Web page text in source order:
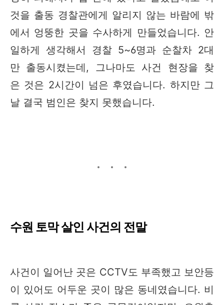
것을 출동 경찰관에게 알리지 않는 바람에 밖
에서 엉뚱한 곳을 수사하게 만들었습니다. 안
일하게 생각해서 경찰 5~6명과 순찰차 2대
만 출동시켰는데, 그나마도 사건 현장을 찾
은 것은 2시간이 넘은 후였습니다. 하지만 그
날 결국 범인은 찾지 못했습니다.
수원 토막 살인 사건의 전말
사건이 일어난 곳은 CCTV도 부족했고 보안등
이 있어도 어두운 곳이 많은 동네였습니다. 비